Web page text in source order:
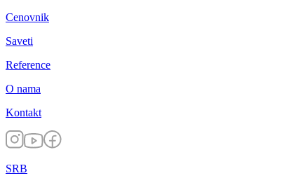
Cenovnik
Saveti
Reference
O nama
Kontakt
SRB